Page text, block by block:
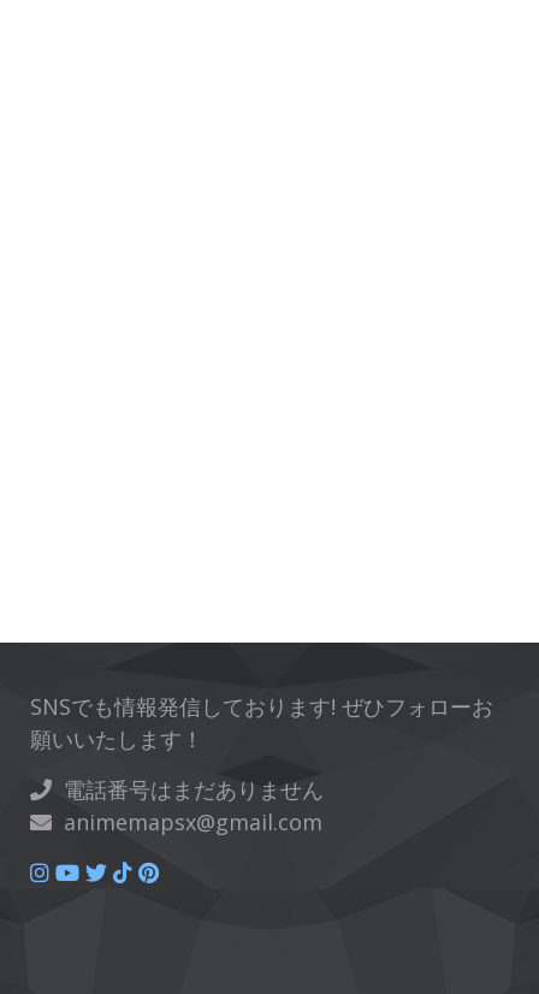
SNSでも情報発信しております! ぜひフォローお
願いいたします！
電話番号はまだありません
animemapsx@gmail.com